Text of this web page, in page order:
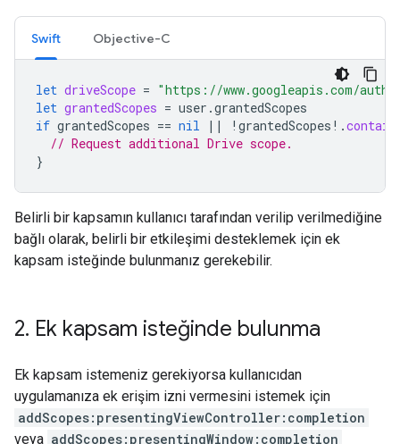
Swift Objective-C
let driveScope = "https://www.googleapis.com/
let grantedScopes = user .grantedScopes
if grantedScopes == nil || ! grantedScopes !.
// Request additional Drive scope.
}
Belirli bir kapsamın kullanıcı tarafından verilip verilmediğine
bağlı olarak, belirli bir etkileşimi desteklemek için ek
kapsam isteğinde bulunmanız gerekebilir.
2. Ek kapsam isteğinde bulunma
Ek kapsam istemeniz gerekiyorsa kullanıcıdan
uygulamanıza ek erişim izni vermesini istemek için
addScopes:presentingViewController:completion
veya addScopes:presentingWindow:completion